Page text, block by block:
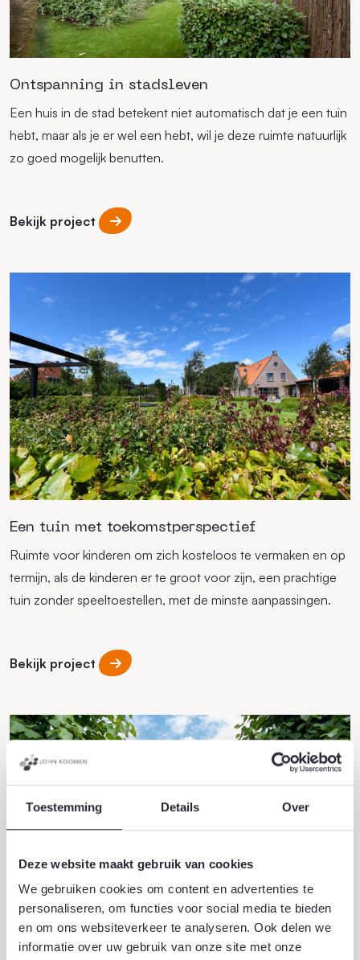
Toestemming Details Over
Deze website maakt gebruik van cookies
We gebruiken cookies om content en advertenties te
personaliseren, om functies voor social media te bieden
en om ons websiteverkeer te analyseren. Ook delen we
informatie over uw gebruik van onze site met onze
Ontspanning in stadsleven
Een huis in de stad betekent niet automatisch dat je een tuin
hebt, maar als je er wel een hebt, wil je deze ruimte natuurlijk
zo goed mogelijk benutten.
Bekijk project
Een tuin met toekomstperspectief
Ruimte voor kinderen om zich kosteloos te vermaken en op
termijn, als de kinderen er te groot voor zijn, een prachtige
tuin zonder speeltoestellen, met de minste aanpassingen.
Bekijk project
Klassiek met een modern randje